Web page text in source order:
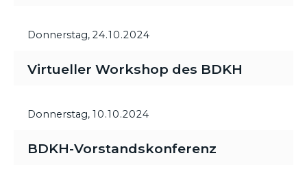
Donnerstag, 24.10.2024
Virtueller Workshop des BDKH
Donnerstag, 10.10.2024
BDKH-Vorstandskonferenz